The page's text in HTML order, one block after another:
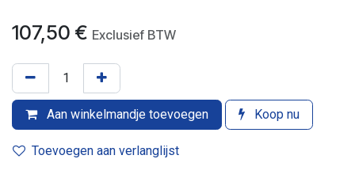
107,50 € Exclusief BTW
Aan winkelmandje toevoegen Koop nu
Toevoegen aan verlanglijst